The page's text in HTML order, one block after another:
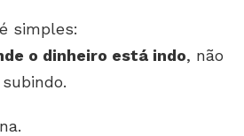
simples:
o dinheiro está indo, não